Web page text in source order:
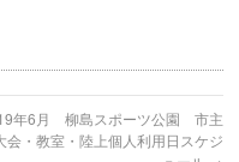
年6月 柳島スポーツ公園 市主
会・教室・陸上個人利用日スケジ